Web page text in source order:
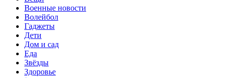
Военные новости
Волейбол
Гаджеты
Дети
Дом и сад
Еда
Звёзды
Здоровье